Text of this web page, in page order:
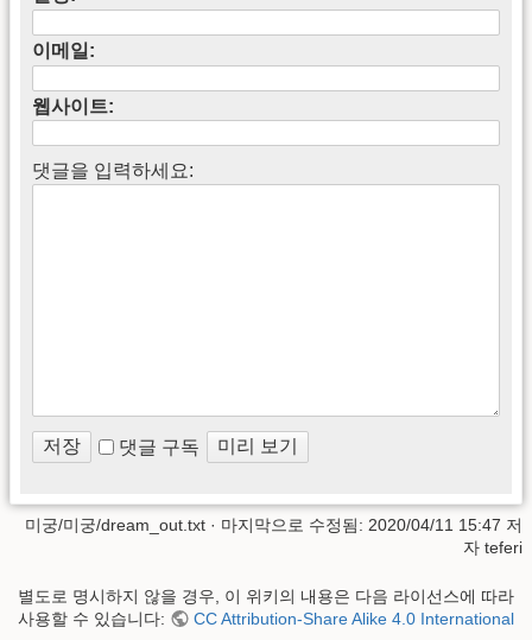
이메일:
웹사이트:
댓글을 입력하세요:
댓글 구독
미궁/미궁/dream_out.txt · 마지막으로 수정됨: 2020/04/11 15:47 저
자 teferi
별도로 명시하지 않을 경우, 이 위키의 내용은 다음 라이선스에 따라
사용할 수 있습니다:
CC Attribution-Share Alike 4.0 International